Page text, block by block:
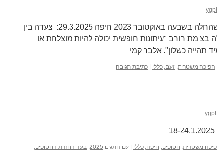
השבוע ה-78 למלחמת חרבות ברזל, שהחלה בשבעה באוקטובר 2023 חיפה 29.3.2025: צעדה בין
בצומת חורב "עיתונות חופשית יכולה להיות מוצלחת או
תהייה כשלון". אלבר קמי
הפיכה משטרית, זעם, כללי כתיבת תגובה
משטרית, חטופים, חיפה, כללי עם התגים 2025
, בעד החזרת החטופים,